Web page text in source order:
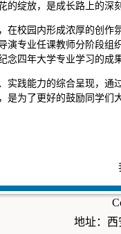
的绽放，是成长路上的
校园内形成浓厚的创作
演专业任课教师分阶段
念四年大学专业学习的
践能力的综合呈现，通
是为了更好的鼓励同学
地址：西